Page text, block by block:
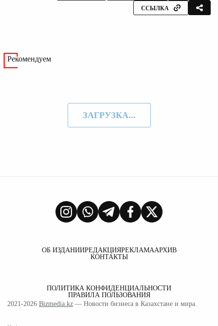
ССЫЛКА
Рекомендуем
ЗАГРУЗКА...
ОБ ИЗДАНИИРЕДАКЦИЯРЕКЛАМААРХИВ
КОНТАКТЫ
ПОЛИТИКА КОНФИДЕНЦИАЛЬНОСТИ
ПРАВИЛА ПОЛЬЗОВАНИЯ
2021-2026 Bizmedia.kz — Новости бизнеса в Казахстане и мира.